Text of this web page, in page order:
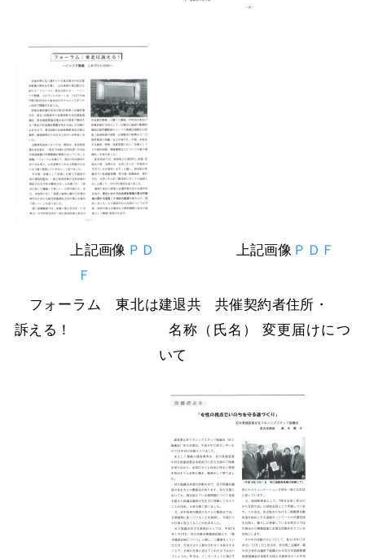
上記画像 ＰＤ
Ｆ
上記画像 ＰＤＦ
フォーラム 東北は
訴える！
建退共 共催契約者住所・
名称（氏名） 変更届けにつ
いて